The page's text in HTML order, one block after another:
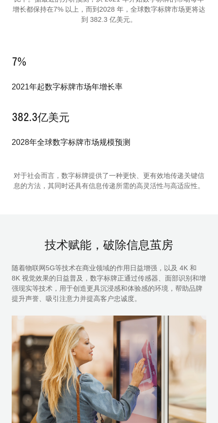
增长都保持在7% 以上，而到2028 年，全球数字标牌市场更将达
到 382.3 亿美元。
7%
2021年起数字标牌市场年增长率
382.3亿美元
2028年全球数字标牌市场规模预测
对于社会而言，数字标牌提供了一种更快、更有效地传递关键信
息的方法，其同时还具有信息传递所需的高灵活性与高适应性。
技术赋能，破除信息茧房
随着物联网5G等技术在商业领域的作用日益增强，以及 4K 和
8K 视觉效果的日益普及，数字标牌正通过传感器、面部识别和增
强现实等技术，用于创造更具沉浸感和体验感的环境，帮助品牌
提升声誉、吸引注意力并提高客户忠诚度。